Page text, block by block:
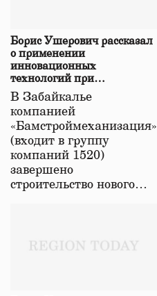
Борис Ушерович рассказал
о применении
инновационных
технологий при
строительстве нового моста
в Забайкалье
В Забайкалье
компанией
«Бамстроймеханизация»
(входит в группу
компаний 1520)
завершено
строительство нового…